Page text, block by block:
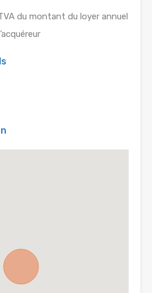
du montant du loyer annuel